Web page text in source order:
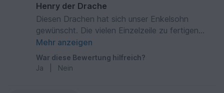
Henry der Drache
Diesen Drachen hat sich unser Enkelsohn
gewünscht. Die vielen Einzelzeile zu fertigen
haben viel Arbeit gemacht, aber das Ergebnis
war super. Dank der sehr guten Anleitung wurde
mein Drache wurde genau schön, wie auf der
Mehr anzeigen
War diese Bewertung hilfreich?
Ja
Nein